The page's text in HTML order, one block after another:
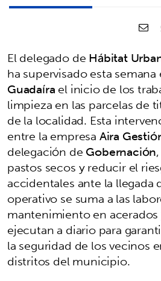
El delegado deHábitat
ha supervisado esta
Guadaírael inicio de los
limpieza en las parcelas de
de la localidad. Esta
entre la empresaAira
delegación deGobernación
pastos secos y reducir el
accidentales ante la llegada
operativo se suma a las
mantenimiento en acerados
ejecutan a diario para
la seguridad de los vecinos
distritos del municipio.